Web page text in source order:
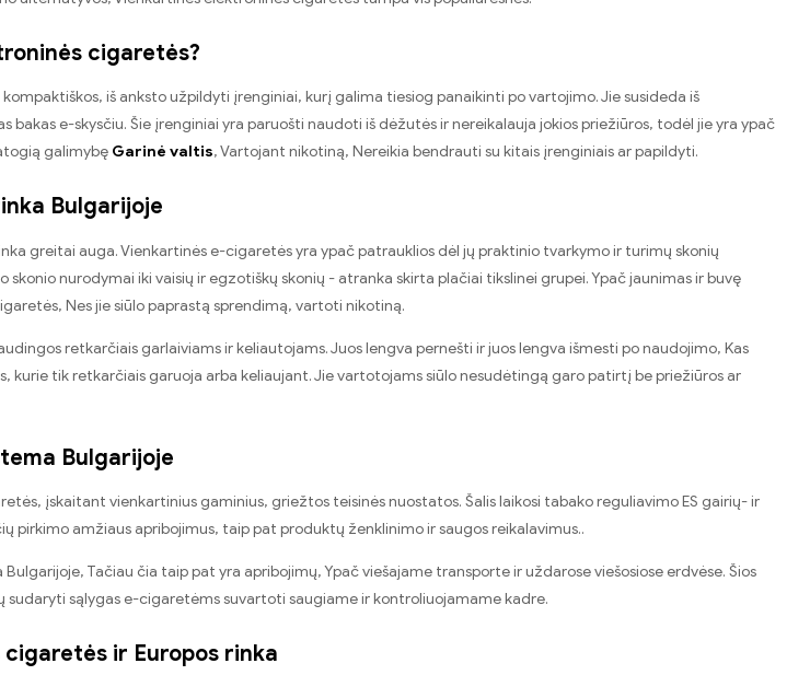
cigaretės?
iš anksto užpildyti įrenginiai, kurį galima tiesiog panaikinti po vartojimo. Jie susideda iš
bakas e-skysčiu. Šie įrenginiai yra paruošti naudoti iš dėžutės ir nereikalauja jokios priežiūros, todėl jie yra ypač
galimybę Garinė valtis, Vartojant nikotiną, Nereikia bendrauti su kitais įrenginiais ar papildyti.
Bulgarijoje
greitai auga. Vienkartinės e-cigaretės yra ypač patrauklios dėl jų praktinio tvarkymo ir turimų skonių
skonio nurodymai iki vaisių ir egzotiškų skonių - atranka skirta plačiai tikslinei grupei. Ypač jaunimas ir buvę
Nes jie siūlo paprastą sprendimą, vartoti nikotiną.
retkarčiais garlaiviams ir keliautojams. Juos lengva pernešti ir juos lengva išmesti po naudojimo, Kas
kurie tik retkarčiais garuoja arba keliaujant. Jie vartotojams siūlo nesudėtingą garo patirtį be priežiūros ar
Bulgarijoje
įskaitant vienkartinius gaminius, griežtos teisinės nuostatos. Šalis laikosi tabako reguliavimo ES gairių- ir
pirkimo amžiaus apribojimus, taip pat produktų ženklinimo ir saugos reikalavimus..
Bulgarijoje, Tačiau čia taip pat yra apribojimų, Ypač viešajame transporte ir uždarose viešosiose erdvėse. Šios
sudaryti sąlygas e-cigaretėms suvartoti saugiame ir kontroliuojamame kadre.
ir Europos rinka